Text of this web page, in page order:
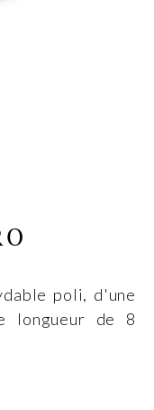
poli, d'une
longueur de 8